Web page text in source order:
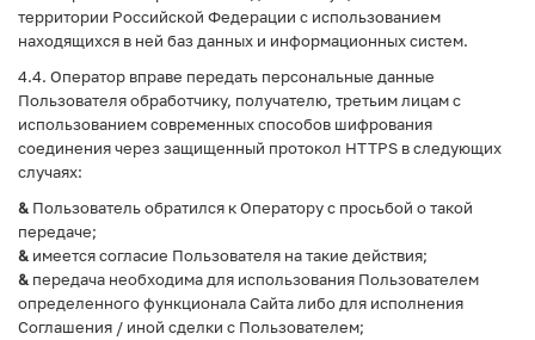
территории Российской Федерации с использованием
находящихся в ней баз данных и информационных систем.
4.4. Оператор вправе передать персональные данные
Пользователя обработчику, получателю, третьим лицам с
использованием современных способов шифрования
соединения через защищенный протокол HTTPS в следующих
случаях:
& Пользователь обратился к Оператору с просьбой о такой
передаче;
& имеется согласие Пользователя на такие действия;
& передача необходима для использования Пользователем
определенного функционала Сайта либо для исполнения
Соглашения / иной сделки с Пользователем;